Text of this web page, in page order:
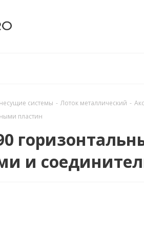
системы - Лоток металлический -
пластин
и